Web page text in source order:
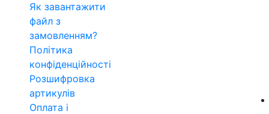
Як завантажити
файл з
замовленням?
Політика
конфіденційності
Розшифровка
артикулів
Оплата і